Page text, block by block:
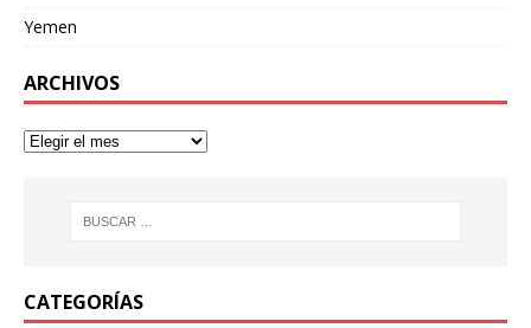
Yemen
ARCHIVOS
CATEGORÍAS